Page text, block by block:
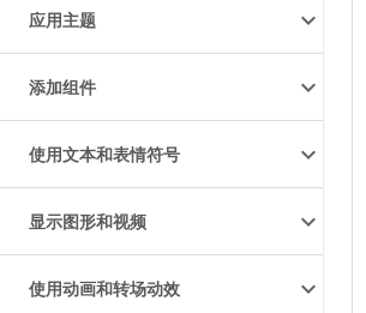
应用主题
添加组件
使用文本和表情符号
显示图形和视频
使用动画和转场动效